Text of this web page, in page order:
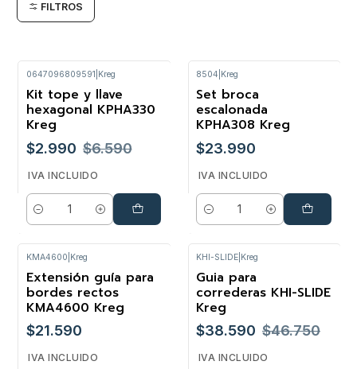
FILTROS
-55%
0647096809591 Kreg
Kit tope y llave
hexagonal KPHA330
Kreg
$2.990 $6.590
IVA INCLUIDO
Cantidad
8504 Kreg
Set broca
escalonada
KPHA308 Kreg
$23.990
IVA INCLUIDO
Cantidad
KMA4600 Kreg
Extensión guía para
bordes rectos
KMA4600 Kreg
$21.590
IVA INCLUIDO
-17%
KHI-SLIDE Kreg
Guia para
correderas KHI-SLIDE
Kreg
$38.590 $46.750
IVA INCLUIDO